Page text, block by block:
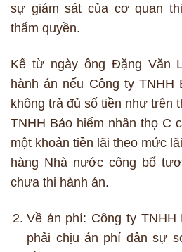
sự giám sát của cơ quan
thẩm quyền.
Kể từ ngày ông Đặng Văn
hành án nếu Công ty TNHH
không trả đủ số tiền như trên
TNHH Bảo hiểm nhân thọ C
một khoản tiền lãi theo mức
hàng Nhà nước công bố
chưa thi hành án.
Về án phí: Công ty TNHH
phải chịu án phí dân sự